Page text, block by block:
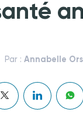
Par : Annabelle